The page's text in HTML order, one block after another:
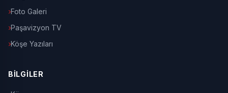
Foto Galeri
Paşavizyon TV
Köşe Yazıları
BİLGİLER